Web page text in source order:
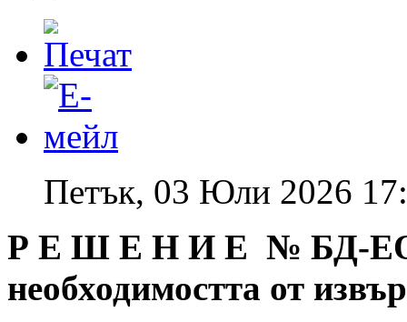
Петък, 03 Юли 2026
Р Е Ш Е Н И Е № БД-
необходимостта от